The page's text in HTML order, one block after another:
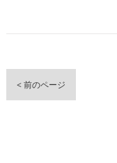
< 前のページ